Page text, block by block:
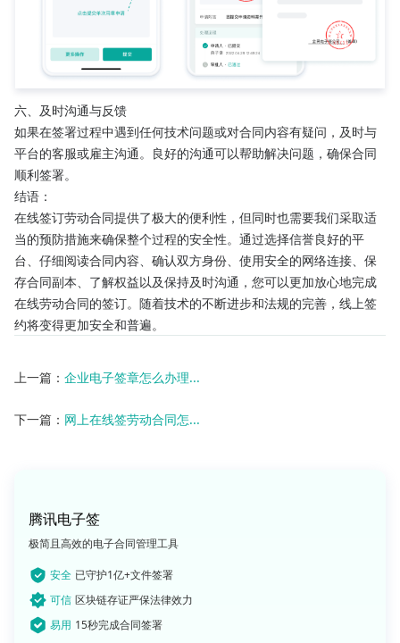
六、及时沟通与反馈
如果在签署过程中遇到任何技术问题或对合同内容有疑问，及时与
平台的客服或雇主沟通。良好的沟通可以帮助解决问题，确保合同
顺利签署。
结语：
在线签订劳动合同提供了极大的便利性，但同时也需要我们采取适
当的预防措施来确保整个过程的安全性。通过选择信誉良好的平
台、仔细阅读合同内容、确认双方身份、使用安全的网络连接、保
存合同副本、了解权益以及保持及时沟通，您可以更加放心地完成
在线劳动合同的签订。随着技术的不断进步和法规的完善，线上签
约将变得更加安全和普遍。
上一篇： 企业电子签章怎么办理...
下一篇： 网上在线签劳动合同怎...
腾讯电子签
极简且高效的电子合同管理工具
安全 已守护1亿+文件签署
可信 区块链存证严保法律效力
易用 15秒完成合同签署